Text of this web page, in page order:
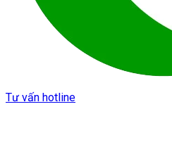
Tư vấn hotline